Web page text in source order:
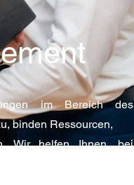
im Bereich des
binden Ressourcen,
Wir helfen Ihnen, bei